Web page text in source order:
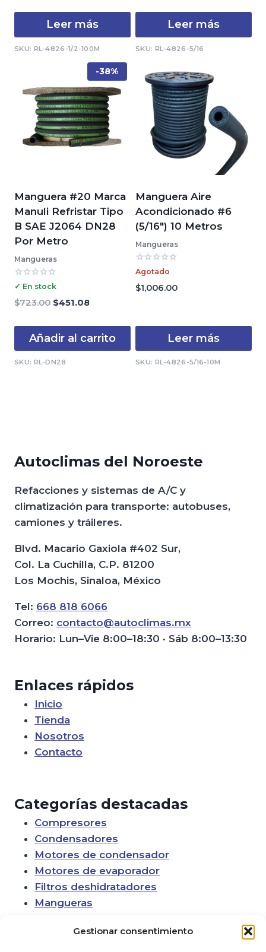
Gestionar consentimiento
Leer más
SKU: RL-4826-1/2-100M
Leer más
SKU: RL-4826-5/16
-38%
Manguera #20 Marca
Manuli Refristar Tipo
B SAE J2064 DN28
Por Metro
Mangueras
Valorado
0
de
✓ En stock
$723.00 El
original
era:
$451.08El
actual
es:
Añadir al carrito
SKU: RL-DN28
Manguera Aire
Acondicionado #6
(5/16″) 10 Metros
Mangueras
Valorado
con
0
de
Agotado
$1,006.00
Leer más
SKU: RL-4826-5/16-10M
Autoclimas del Noroeste
Refacciones y sistemas de A/C y
climatización para transporte: autobuses,
camiones y tráileres.
Blvd. Macario Gaxiola #402 Sur,
Col. La Cuchilla, C.P. 81200
Los Mochis, Sinaloa, México
Tel: 668 818 6066
Correo: contacto@autoclimas.mx
Horario: Lun–Vie 8:00–18:30 · Sáb 8:00–13:30
Enlaces rápidos
Inicio
Tienda
Nosotros
Contacto
Categorías destacadas
Compresores
Condensadores
Motores de condensador
Motores de evaporador
Filtros deshidratadores
Mangueras